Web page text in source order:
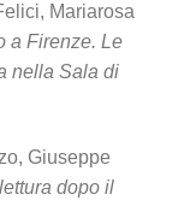
Mariarosa
a Firenze. Le
nella Sala di
Giuseppe
lettura dopo il